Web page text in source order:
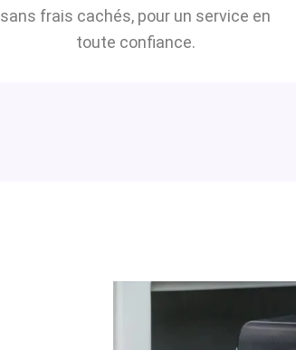
sans frais cachés, pour un service en
toute confiance.